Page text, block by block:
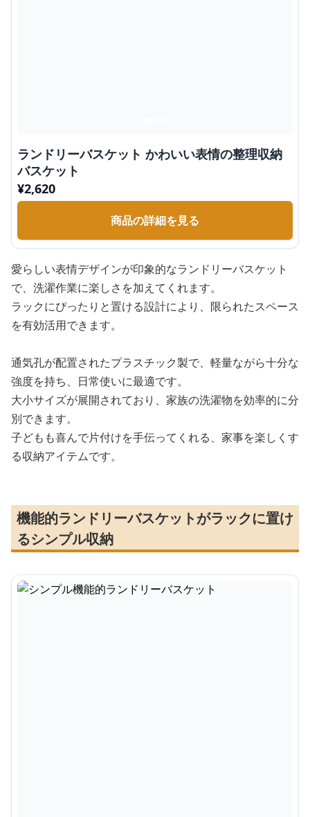
ランドリーバスケット かわいい表情の整理収納
バスケット
¥2,620
商品の詳細を見る
愛らしい表情デザインが印象的なランドリーバスケット
で、洗濯作業に楽しさを加えてくれます。
ラックにぴったりと置ける設計により、限られたスペース
を有効活用できます。
通気孔が配置されたプラスチック製で、軽量ながら十分な
強度を持ち、日常使いに最適です。
大小サイズが展開されており、家族の洗濯物を効率的に分
別できます。
子どもも喜んで片付けを手伝ってくれる、家事を楽しくす
る収納アイテムです。
機能的ランドリーバスケットがラックに置け
るシンプル収納